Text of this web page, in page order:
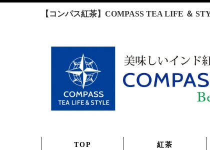
【コンパス紅茶】COMPASS TEA LIFE ＆
TOP 紅茶